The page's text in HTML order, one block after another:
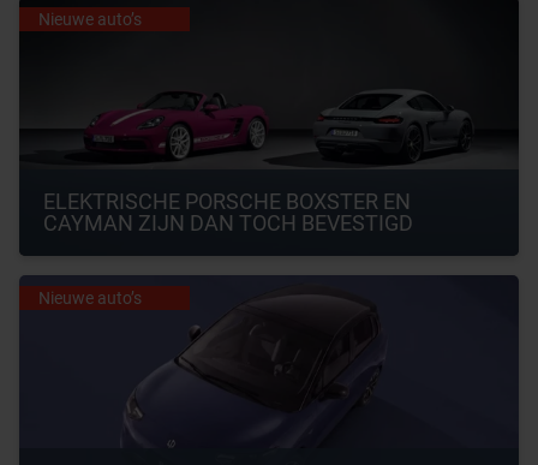
Nieuwe auto’s
ELEKTRISCHE PORSCHE BOXSTER EN
CAYMAN ZIJN DAN TOCH BEVESTIGD
Nieuwe auto’s